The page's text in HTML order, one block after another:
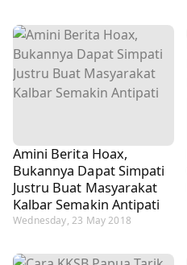
Amini Berita Hoax,
Bukannya Dapat Simpati
Justru Buat Masyarakat
Kalbar Semakin Antipati
Wednesday, 23 May 2018